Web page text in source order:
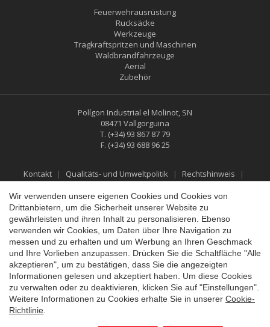
Feuerwehrausrüstung
Rucksäcke
Werkzeuge
Tragkraftspritzen und Maschinen
Waldbrandfahrzeuge
Aerial
Zubehör
Polígon Industrial el Molinot, SN
08471 Vallgorguina
T. (+34) 93 867 87 79
F. (+34) 93 688 96 25
Kontakt Qualitäts- und Umweltpolitik
Rechtshinweis
Datenschutzbestimmungen
Cookies-Richtlinie
Social-Media-Richtlinie
Rückgabe- und Erstattungspolitik
All rights reserved
Wir verwenden unsere eigenen Cookies und Cookies von
Drittanbietern, um die Sicherheit unserer Website zu
gewährleisten und ihren Inhalt zu personalisieren. Ebenso
verwenden wir Cookies, um Daten über Ihre Navigation zu
messen und zu erhalten und um Werbung an Ihren Geschmack
und Ihre Vorlieben anzupassen. Drücken Sie die Schaltfläche "Alle
akzeptieren", um zu bestätigen, dass Sie die angezeigten
Informationen gelesen und akzeptiert haben. Um diese Cookies
zu verwalten oder zu deaktivieren, klicken Sie auf "Einstellungen".
Weitere Informationen zu Cookies erhalte Sie in unserer Cookie-
Richtlinie
Konfiguration speichern Alle akzeptieren